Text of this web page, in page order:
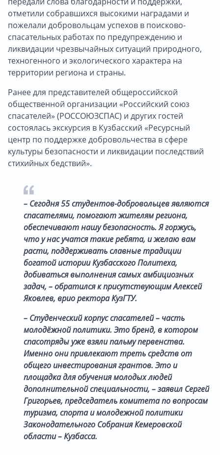
отметили собравшихся высокими наградами и
пожелали добровольцам успехов в поисково-
спасательных работах по предупреждению и
ликвидации чрезвычайных ситуаций природного,
техногенного и экологического характера на
территории региона и страны.
Ранее для представителей общероссийской
общественной организации «Российский союз
спасателей» (РОССОЮЗСПАС) и других гостей
состоялась экскурсия в Кузбасский «Ресурсный
центр по поддержке добровольчества в сфере
культуры безопасности и ликвидации последствий
стихийных бедствий».
– Сегодня 55 студентов-добровольцев являются
спасателями, помогают жителям региона,
обеспечивают нашу безопасность. Я горжусь,
что у нас учатся такие ребята, и желаю вам
расти, поддерживать славные традиции
богатой истории Кузбасского Политеха,
добиваться выполнения самых амбициозных
задач, – обратился к присутствующимАлексей
Яковлев, врио ректора КузГТУ.
– Студенческий корпус спасателей – часть
молодёжной политики. Это бренд, в котором
спасотряды уже взяли пальму первенства.
Именно они привлекают треть средств от
общего инвестирования грантов. Это и
площадка для обучения молодых людей
дополнительной специальности, – заявил Сергей
Григорьев, председатель комитета по вопросам
туризма, спорта и молодежной политики
Законодательного Собрания Кемеровской
области – Кузбасса.